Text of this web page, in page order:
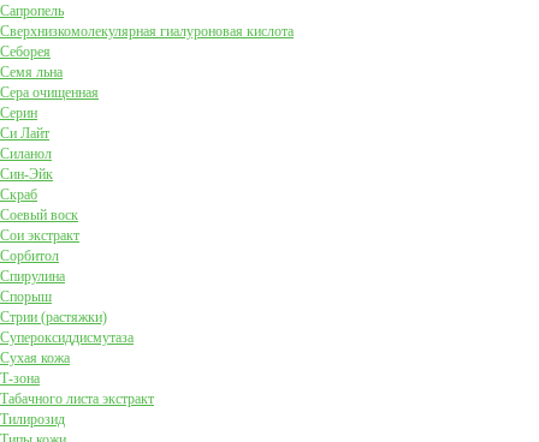
Сапропель
Сверхнизкомолекулярная гиалуроновая кислота
Себорея
Семя льна
Сера очищенная
Серин
Си Лайт
Силанол
Син-Эйк
Скраб
Соевый воск
Сои экстракт
Сорбитол
Спирулина
Спорыш
Стрии (растяжки)
Супероксиддисмутаза
Сухая кожа
Т-зона
Табачного листа экстракт
Тилирозид